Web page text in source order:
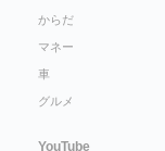
からだ
マネー
車
グルメ
YouTube